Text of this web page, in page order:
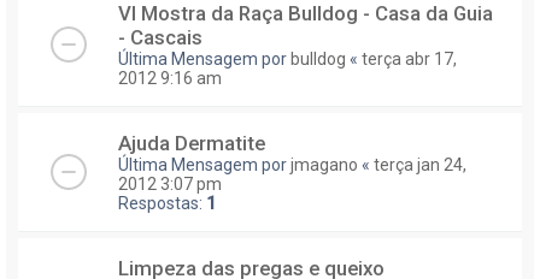
VI Mostra da Raça Bulldog - Casa da Guia
- Cascais
Última Mensagem por bulldog « terça abr 17,
2012 9:16 am
Ajuda Dermatite
Última Mensagem porjmagano « terça jan 24,
2012 3:07 pm
Respostas: 1
Limpeza das pregas e queixo